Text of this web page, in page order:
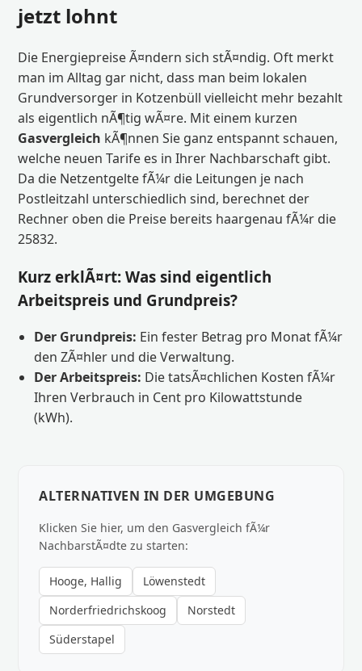
jetzt lohnt
Die Energiepreise Ã¤ndern sich stÃ¤ndig. Oft merkt
man im Alltag gar nicht, dass man beim lokalen
Grundversorger in Kotzenbüll vielleicht mehr bezahlt
als eigentlich nÃ¶tig wÃ¤re. Mit einem kurzen
Gasvergleich kÃ¶nnen Sie ganz entspannt schauen,
welche neuen Tarife es in Ihrer Nachbarschaft gibt.
Da die Netzentgelte fÃ¼r die Leitungen je nach
Postleitzahl unterschiedlich sind, berechnet der
Rechner oben die Preise bereits haargenau fÃ¼r die
25832.
Kurz erklÃ¤rt: Was sind eigentlich
Arbeitspreis und Grundpreis?
Der Grundpreis: Ein fester Betrag pro Monat fÃ¼r
den ZÃ¤hler und die Verwaltung.
Der Arbeitspreis: Die tatsÃ¤chlichen Kosten fÃ¼r
Ihren Verbrauch in Cent pro Kilowattstunde
(kWh).
ALTERNATIVEN IN DER UMGEBUNG
Klicken Sie hier, um den Gasvergleich fÃ¼r
NachbarstÃ¤dte zu starten:
Hooge, Hallig
Löwenstedt
Norderfriedrichskoog
Norstedt
Süderstapel